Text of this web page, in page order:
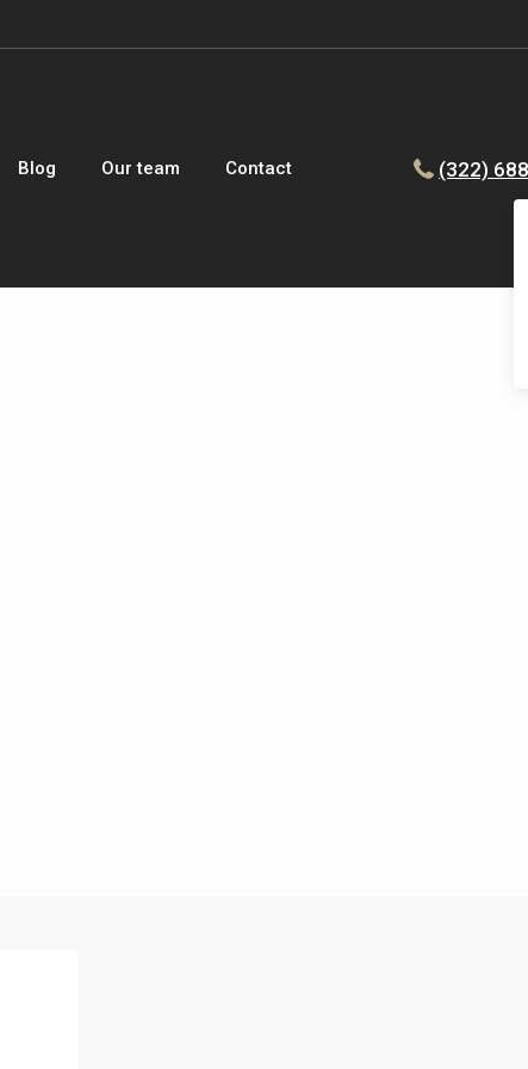
Blog Our team Contact (322)